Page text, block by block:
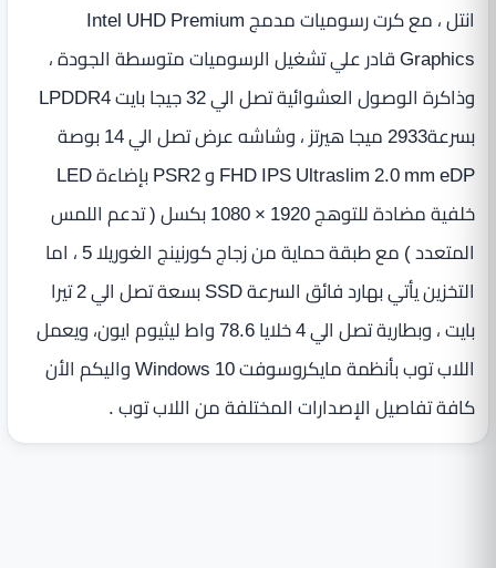
انتل ، مع كرت رسوميات مدمج Intel UHD Premium
Graphics قادر علي تشغيل الرسوميات متوسطة الجودة ،
وذاكرة الوصول العشوائية تصل الي 32 جيجا بايت LPDDR4
بسرعة2933 ميجا هيرتز ، وشاشه عرض تصل الي 14 بوصة
خلفية مضادة للتوهج 1920‏ ‏×‏ 1080 بكسل ( تدعم اللمس
المتعدد ) مع طبقة حماية منزجاج كورنينج الغوريلا 5 ، اما
التخزين يأتي بهارد فائق السرعة SSD بسعة تصل الي 2 تيرا
بايت ، وبطارية تصل الي 4‏ خلايا 78.6 واط ليثيوم ايون، ويعمل
اللاب توب بأنظمة مايكروسوفت Windows 10 واليكم الأن
كافة تفاصيل الإصدارات المختلفة من اللاب توب .